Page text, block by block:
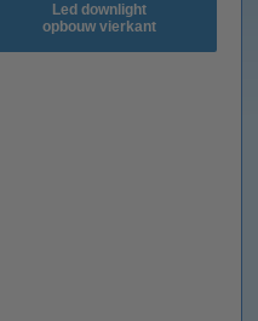
Led downlight
opbouw vierkant